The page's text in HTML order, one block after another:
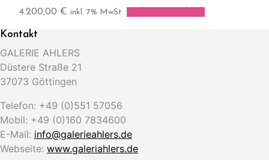
4.200,00 € inkl. 7% MwSt.
Kontakt
GALERIE AHLERS
Düstere Straße 21
37073 Göttingen
Telefon: +49 (0)551 57056
Mobil: +49 (0)160 7834600
E-Mail: info@galerieahlers.de
Webseite: www.galeriahlers.de